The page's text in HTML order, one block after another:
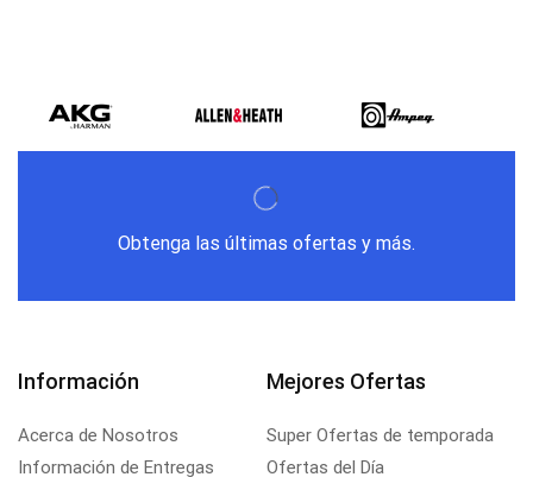
Obtenga las últimas ofertas y más.
Información
Acerca de Nosotros
Información de Entregas
Mejores Ofertas
Super Ofertas de temporada
Ofertas del Día